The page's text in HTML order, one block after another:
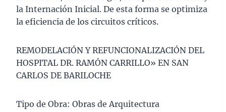
la Internación Inicial. De esta forma se optimiza
la eficiencia de los circuitos críticos.
REMODELACIÓN Y REFUNCIONALIZACIÓN DEL
HOSPITAL DR. RAMÓN CARRILLO» EN SAN
CARLOS DE BARILOCHE
Tipo de Obra: Obras de Arquitectura